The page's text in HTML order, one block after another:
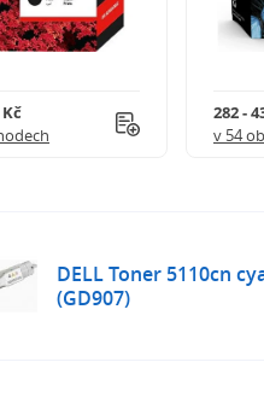
Kč
282 -
v 54
DELL Toner 5110cn
(GD907)